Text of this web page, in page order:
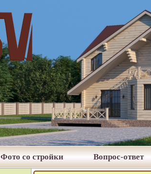
Фото со стройки Вопрос-ответ